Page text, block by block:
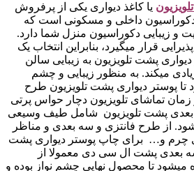
ن یا کاغذ دیواری یکی از پرفروش
داخلی و مسکونی است که
و زیبایی دکوراسیون منزل شما دارد.
قرار میگیرد، بنابراین انتخاب یک
پشت تلویزیون به زیبایی سالن
میکند. به منظور زیبایی و چشم
تا پوستر دیواری پشت تلویزیون طرح
زمان تماشای تلویزیون دچار حواس پرتی
بعدی پشت تلویزیون شامل طیف وسیعی
از طرح فانتزی و سه بعدی و مناظر
چرم و… برای چاپ پوستر دیواری پشت
سه بعدی پشت ال سی دی معمولا از
میشود تا محصول نهایی چشم نواز بوده و